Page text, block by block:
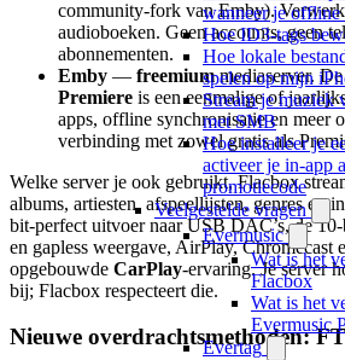
wanneer je offline
Hoe ID3-tags
Hoe lokale
spelen op mijn
Stream je muziek
met SMB
Hoe installeer je
activeer je in-app
promotiecode
Veelgestelde vragen
Evermusic
Wat is het
Flacbox
Wat is het
Evermusic
Evertag
community-fork van Emby).
audioboeken. Geen accounts, geen
abonnementen.
Emby — freemiummediaserver.
Premiere is een eenmalige of
apps, offline synchronisatie en meer
verbinding met zowel gratis als
Welke server je ook gebruikt, Flacbox
albums, artiesten, afspeellijsten, genres en
bit-perfect uitvoer naar USB DAC’s, de 10-
en gapless weergave, AirPlay, Chromecast
opgebouwde CarPlay-ervaring. Je server
bij; Flacbox respecteert die.
Nieuwe overdrachtsmethoden: